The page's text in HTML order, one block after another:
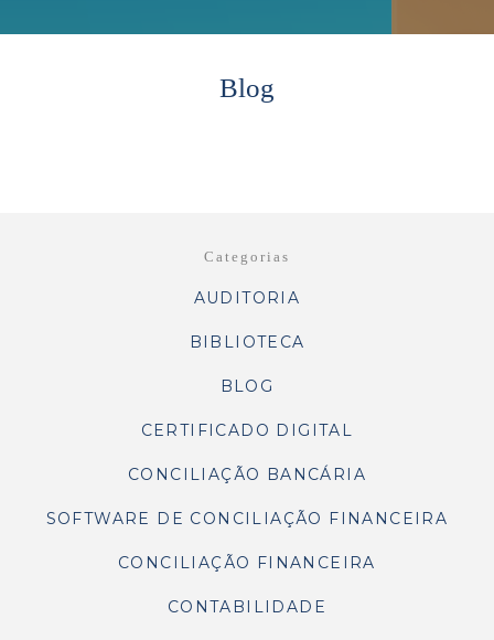
Blog
Categorias
AUDITORIA
BIBLIOTECA
BLOG
CERTIFICADO DIGITAL
CONCILIAÇÃO BANCÁRIA
SOFTWARE DE CONCILIAÇÃO FINANCEIRA
CONCILIAÇÃO FINANCEIRA
CONTABILIDADE